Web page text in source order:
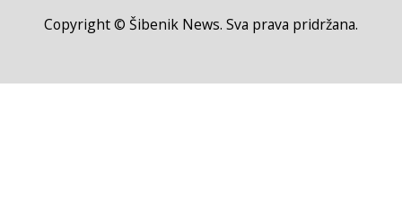
Copyright © Šibenik News. Sva prava pridržana.